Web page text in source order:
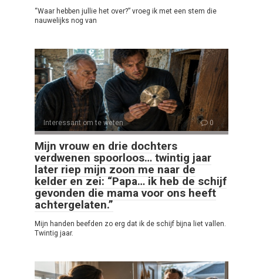
“Waar hebben jullie het over?” vroeg ik met een stem die
nauwelijks nog van
Interessant om te weten 0
Mijn vrouw en drie dochters
verdwenen spoorloos… twintig jaar
later riep mijn zoon me naar de
kelder en zei: “Papa… ik heb de schijf
gevonden die mama voor ons heeft
achtergelaten.”
Mijn handen beefden zo erg dat ik de schijf bijna liet vallen.
Twintig jaar.